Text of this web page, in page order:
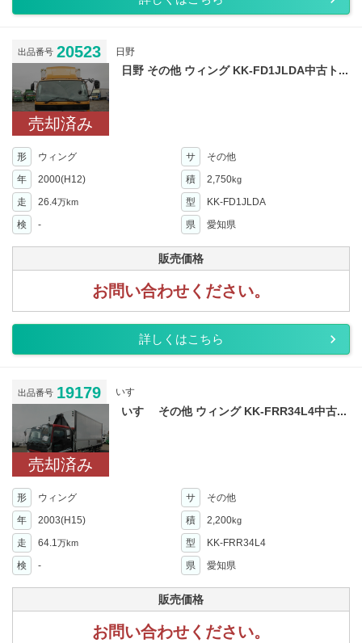
出品番号 20523 日野
売却済み
日野 その他 ウィング KK-FD1JLDA中古ト...
形 ウィング サ
その他
年
2000(H12) 積 2,750kg
走 26.4万km 型
KK-FD1JLDA
検
- 県 愛知県
販売価格
お問い合わせください。
詳しくはこちら
出品番号 19179 いすゞ
売却済み
いすゞ その他 ウィング KK-FRR34L4中古...
形 ウィング サ
その他
年
2003(H15) 積 2,200kg
走 64.1 万km 型
KK-FRR34L4
検
- 県 愛知県
販売価格
お問い合わせください。